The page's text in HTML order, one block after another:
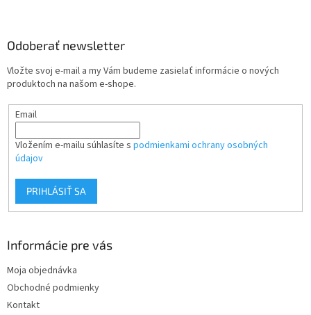
Odoberať newsletter
Vložte svoj e-mail a my Vám budeme zasielať informácie o nových
produktoch na našom e-shope.
Email
Vložením e-mailu súhlasíte s podmienkami ochrany osobných
údajov
PRIHLÁSIŤ SA
Informácie pre vás
Moja objednávka
Obchodné podmienky
Kontakt